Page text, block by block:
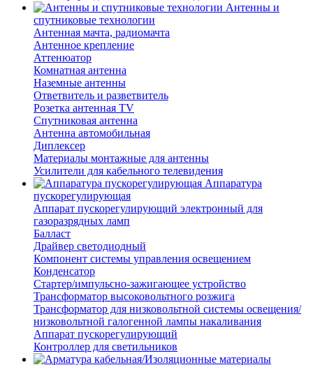
Антенны и
спутниковые технологии
Антенная мачта, радиомачта
Антенное крепление
Аттенюатор
Комнатная антенна
Наземные антенны
Ответвитель и разветвитель
Розетка антенная TV
Спутниковая антенна
Антенна автомобильная
Диплексер
Материалы монтажные для антенны
Усилители для кабельного телевидения
Аппаратура
пускорегулирующая
Аппарат пускорегулирующий электронный для
газоразрядных ламп
Балласт
Драйвер светодиодный
Компонент системы управления освещением
Конденсатор
Стартер/импульсно-зажигающее устройство
Трансформатор высоковольтного розжига
Трансформатор для низковольтной системы освещения/
низковольтной галогенной лампы накаливания
Аппарат пускорегулирующий
Контроллер для светильников